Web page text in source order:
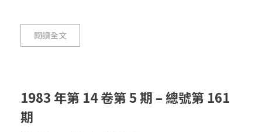
閱讀全文
1983 年第 14 卷第 5 期 – 總號第 161
期